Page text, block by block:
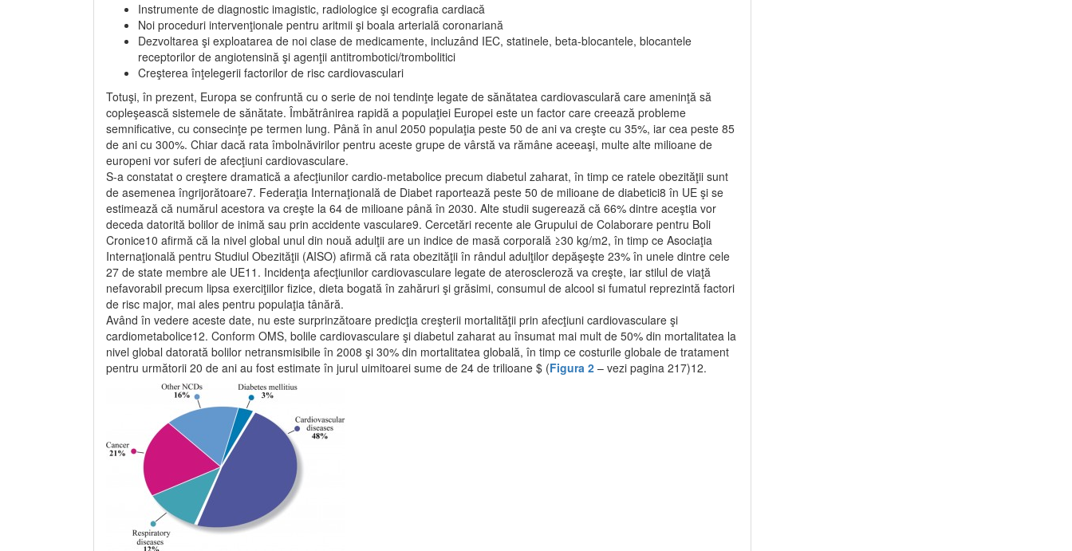
Instrumente de diagnostic imagistic, radiologice şi ecografia cardiacă
Noi proceduri intervenţionale pentru aritmii şi boala arterială coronariană
Dezvoltarea şi exploatarea de noi clase de medicamente, incluzând IEC, statinele, beta-blocantele, blocantele
receptorilor de angiotensină şi agenţii antitrombotici/trombolitici
Creşterea înţelegerii factorilor de risc cardiovasculari
Totuşi, în prezent, Europa se confruntă cu o serie de noi tendinţe legate de sănătatea cardiovasculară care ameninţă să
copleşească sistemele de sănătate. Îmbătrânirea rapidă a populaţiei Europei este un factor care creează probleme
semnificative, cu consecinţe pe termen lung. Până în anul 2050 populaţia peste 50 de ani va creşte cu 35%, iar cea peste 85
de ani cu 300%. Chiar dacă rata îmbolnăvirilor pentru aceste grupe de vârstă va rămâne aceeaşi, multe alte milioane de
europeni vor suferi de afecţiuni cardiovasculare.
S-a constatat o creştere dramatică a afecţiunilor cardio-metabolice precum diabetul zaharat, în timp ce ratele obezităţii sunt
de asemenea îngrijorătoare7. Federaţia Internaţională de Diabet raportează peste 50 de milioane de diabetici8 în UE şi se
estimează că numărul acestora va creşte la 64 de milioane până în 2030. Alte studii sugerează că 66% dintre aceştia vor
deceda datorită bolilor de inimă sau prin accidente vasculare9. Cercetări recente ale Grupului de Colaborare pentru Boli
Cronice10 afirmă că la nivel global unul din nouă adulţii are un indice de masă corporală ≥30 kg/m2, în timp ce Asociaţia
Internaţională pentru Studiul Obezităţii (AISO) afirmă că rata obezităţii în rândul adulţilor depăşeşte 23% în unele dintre cele
27 de state membre ale UE11. Incidenţa afecţiunilor cardiovasculare legate de ateroscleroză va creşte, iar stilul de viaţă
nefavorabil precum lipsa exerciţiilor fizice, dieta bogată în zahăruri şi grăsimi, consumul de alcool si fumatul reprezintă factori
de risc major, mai ales pentru populaţia tânără.
Având în vedere aceste date, nu este surprinzătoare predicţia creşterii mortalităţii prin afecţiuni cardiovasculare şi
cardiometabolice12. Conform OMS, bolile cardiovasculare şi diabetul zaharat au însumat mai mult de 50% din mortalitatea la
nivel global datorată bolilor netransmisibile în 2008 şi 30% din mortalitatea globală, în timp ce costurile globale de tratament
pentru următorii 20 de ani au fost estimate în jurul uimitoarei sume de 24 de trilioane $ (Figura 2 – vezi pagina 217)12.